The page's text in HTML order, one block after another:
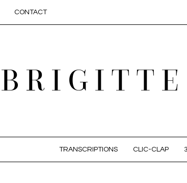
CONTACT
BRIGITTE
TRANSCRIPTIONS CLIC-CLAP